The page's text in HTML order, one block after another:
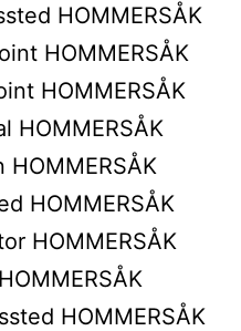
HOMMERSÅK
HOMMERSÅK
HOMMERSÅK
HOMMERSÅK
HOMMERSÅK
HOMMERSÅK
HOMMERSÅK